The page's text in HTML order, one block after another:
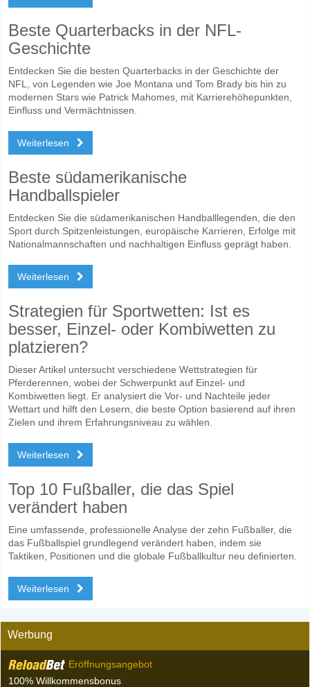
Beste Quarterbacks in der NFL-
Geschichte
Entdecken Sie die besten Quarterbacks in der Geschichte der
NFL, von Legenden wie Joe Montana und Tom Brady bis hin zu
modernen Stars wie Patrick Mahomes, mit Karrierehöhepunkten,
Einfluss und Vermächtnissen.
Weiterlesen
Beste südamerikanische
Handballspieler
Entdecken Sie die südamerikanischen Handballlegenden, die den
Sport durch Spitzenleistungen, europäische Karrieren, Erfolge mit
Nationalmannschaften und nachhaltigen Einfluss geprägt haben.
Weiterlesen
Strategien für Sportwetten: Ist es
besser, Einzel- oder Kombiwetten zu
platzieren?
Dieser Artikel untersucht verschiedene Wettstrategien für
Pferderennen, wobei der Schwerpunkt auf Einzel- und
Kombiwetten liegt. Er analysiert die Vor- und Nachteile jeder
Wettart und hilft den Lesern, die beste Option basierend auf ihren
Zielen und ihrem Erfahrungsniveau zu wählen.
Weiterlesen
Top 10 Fußballer, die das Spiel
verändert haben
Eine umfassende, professionelle Analyse der zehn Fußballer, die
das Fußballspiel grundlegend verändert haben, indem sie
Taktiken, Positionen und die globale Fußballkultur neu definierten.
Weiterlesen
Werbung
Eröffnungsangebot
100% Willkommensbonus